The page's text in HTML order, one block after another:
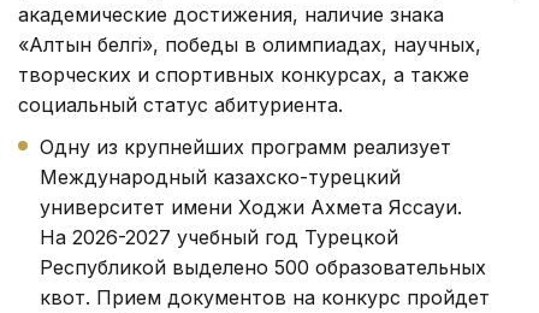
академические достижения, наличие знака
«Алтын белгі», победы в олимпиадах, научных,
творческих и спортивных конкурсах, а также
социальный статус абитуриента.
Одну из крупнейших программ реализует
Международный казахско-турецкий
университет имени Ходжи Ахмета Яссауи.
На 2026-2027 учебный год Турецкой
Республикой выделено 500 образовательных
квот. Прием документов на конкурс пройдет